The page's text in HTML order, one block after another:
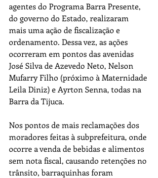
agentes do Programa Barra Presente,
do governo do Estado, realizaram
mais uma ação de fiscalização e
ordenamento. Dessa vez, as ações
ocorreram em pontos das avenidas
José Silva de Azevedo Neto, Nelson
Mufarry Filho (próximo à Maternidade
Leila Diniz) e Ayrton Senna, todas na
Barra da Tijuca.
Nos pontos de mais reclamações dos
moradores feitas à subprefeitura, onde
ocorre a venda de bebidas e alimentos
sem nota fiscal, causando retenções no
trânsito, barraquinhas foram